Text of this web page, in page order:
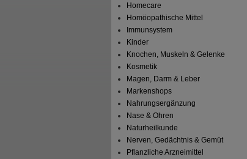
Homecare
Homöopathische Mittel
Immunsystem
Kinder
Knochen, Muskeln & Gelenke
Kosmetik
Magen, Darm & Leber
Markenshops
Nahrungsergänzung
Nase & Ohren
Naturheilkunde
Nerven, Gedächtnis & Gemüt
Pflanzliche Arzneimittel